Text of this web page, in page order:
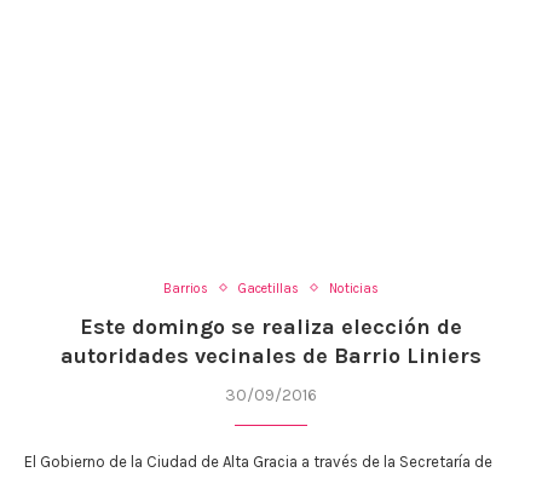
Barrios Gacetillas Noticias
Este domingo se realiza elección de
autoridades vecinales de Barrio Liniers
30/09/2016
El Gobierno de la Ciudad de Alta Gracia a través de la Secretaría de